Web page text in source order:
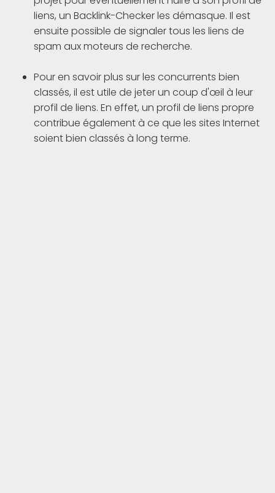
liens, un Backlink-Checker les démasque. Il est
ensuite possible de signaler tous les liens de
spam aux moteurs de recherche.
Pour en savoir plus sur les concurrents bien
classés, il est utile de jeter un coup d'œil à leur
profil de liens. En effet, un profil de liens propre
contribue également à ce que les sites Internet
soient bien classés à long terme.